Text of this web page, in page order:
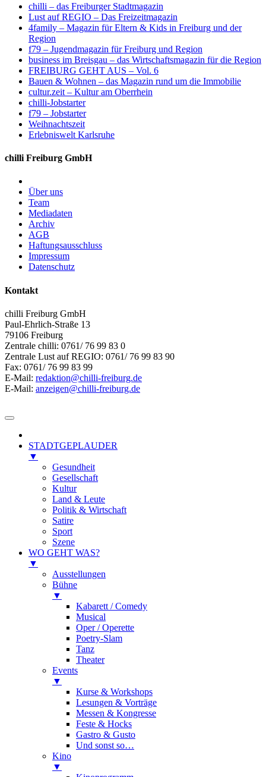
chilli – das Freiburger Stadtmagazin
Lust auf REGIO – Das Freizeitmagazin
4family – Magazin für Eltern & Kids in Freiburg und der
Region
f79 – Jugendmagazin für Freiburg und Region
business im Breisgau – das Wirtschaftsmagazin für die Region
FREIBURG GEHT AUS – Vol. 6
Bauen & Wohnen – das Magazin rund um die Immobilie
cultur.zeit – Kultur am Oberrhein
chilli-Jobstarter
f79 – Jobstarter
Weihnachtszeit
Erlebniswelt Karlsruhe
chilli Freiburg GmbH
Über uns
Team
Mediadaten
Archiv
AGB
Haftungsausschluss
Impressum
Datenschutz
Kontakt
chilli Freiburg GmbH
Paul-Ehrlich-Straße 13
79106 Freiburg
Zentrale chilli: 0761/ 76 99 83 0
Zentrale Lust auf REGIO: 0761/ 76 99 83 90
Fax: 0761/ 76 99 83 99
E-Mail: redaktion@chilli-freiburg.de
E-Mail: anzeigen@chilli-freiburg.de
STADTGEPLAUDER
▼
Gesundheit
Gesellschaft
Kultur
Land & Leute
Politik & Wirtschaft
Satire
Sport
Szene
WO GEHT WAS?
▼
Ausstellungen
Bühne
▼
Kabarett / Comedy
Musical
Oper / Operette
Poetry-Slam
Tanz
Theater
Events
▼
Kurse & Workshops
Lesungen & Vorträge
Messen & Kongresse
Feste & Hocks
Gastro & Gusto
Und sonst so…
Kino
▼